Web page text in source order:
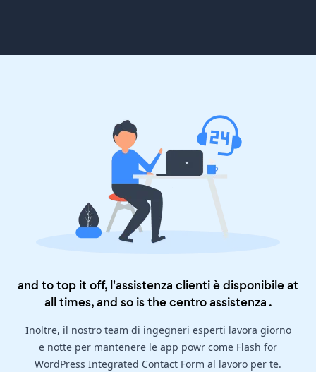
and to top it off, l'assistenza clienti è disponibile at
all times, and so is thecentro assistenza .
Inoltre, il nostro team di ingegneri esperti lavora giorno
e notte per mantenere le app powr come Flash for
WordPress Integrated Contact Form al lavoro per te.